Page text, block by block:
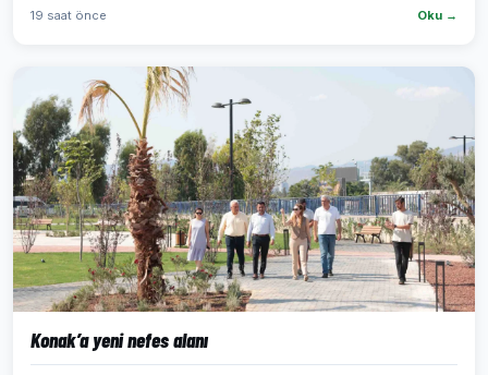
19 saat önce Oku →
Konak’a yeni nefes alanı